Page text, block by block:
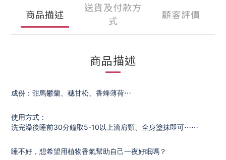
商品描述
送貨及付款方
式
顧客評價
商品描述
成份：甜馬鬱蘭、穗甘松、香蜂薄荷⋯
使用方式：
洗完澡後睡前30分鐘取5-10以上滴肩頸、全身塗抹即可⋯⋯
睡不好，想希望用植物香氣幫助自己一夜好眠嗎？